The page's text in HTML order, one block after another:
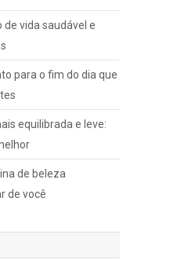
vida saudável e
para o fim do dia que
equilibrada e leve:
de beleza
de você